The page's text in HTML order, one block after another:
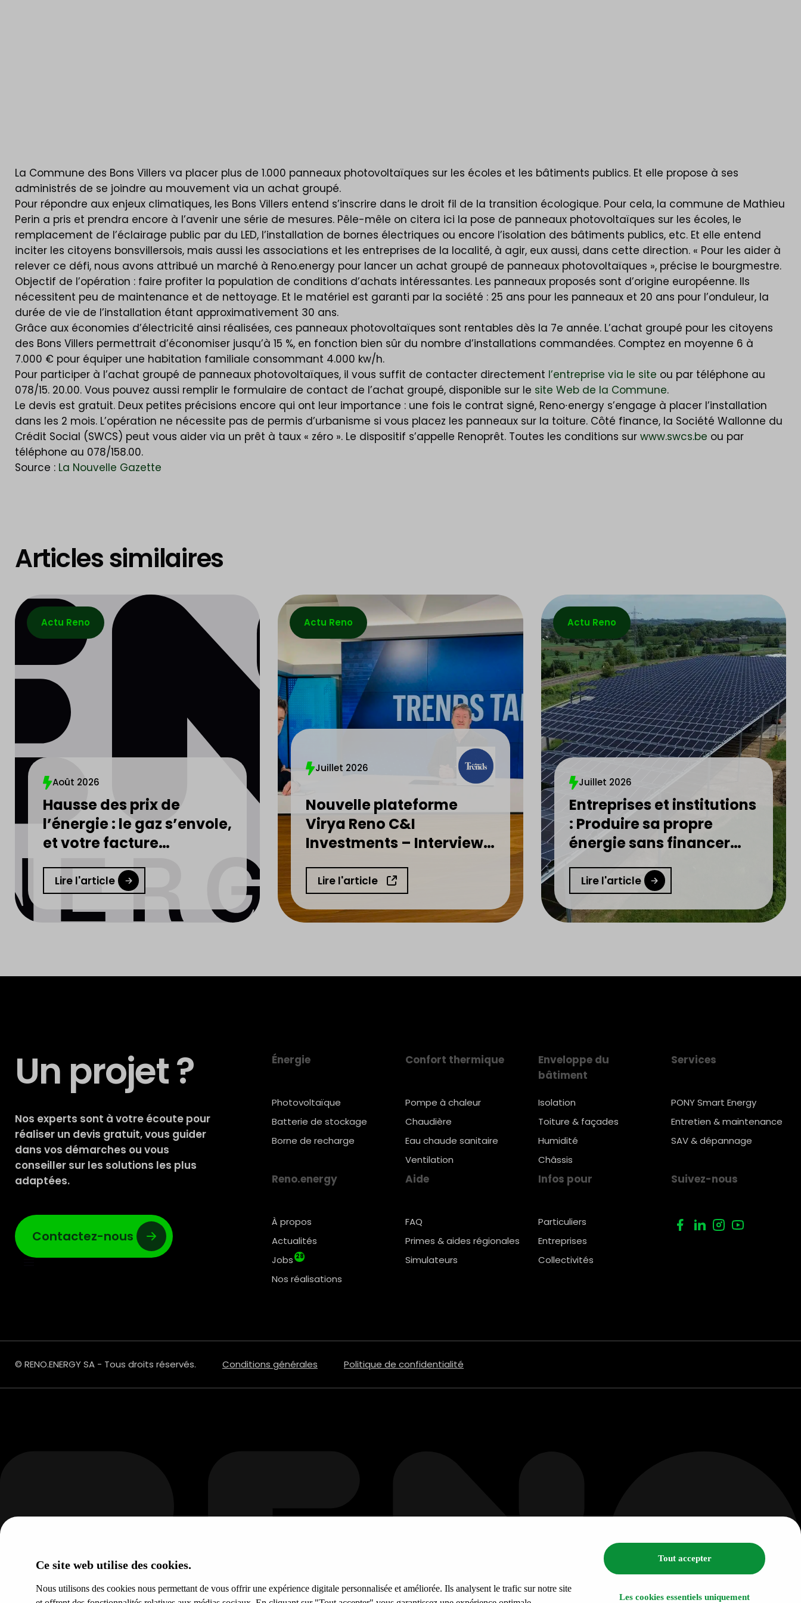
Ce site web utilise des cookies.
Nous utilisons des cookies nous permettant de vous offrir une expérience digitale personnalisée et améliorée. Ils analysent le trafic sur notre site
Tout accepter
Les cookies essentiels uniquement
La Commune des Bons Villers va placer plus de 1.000 panneaux photovoltaïques sur les écoles et les bâtiments publics. Et elle propose à ses
administrés de se joindre au mouvement via un achat groupé.
Pour répondre aux enjeux climatiques, les Bons Villers entend s’inscrire dans le droit fil de la transition écologique. Pour cela, la commune de Mathieu
Perin a pris et prendra encore à l’avenir une série de mesures. Pêle-mêle on citera ici la pose de panneaux photovoltaïques sur les écoles, le
remplacement de l’éclairage public par du LED, l’installation de bornes électriques ou encore l’isolation des bâtiments publics, etc. Et elle entend
inciter les citoyens bonsvillersois, mais aussi les associations et les entreprises de la localité, à agir, eux aussi, dans cette direction. « Pour les aider à
relever ce défi, nous avons attribué un marché à Reno.energy pour lancer un achat groupé de panneaux photovoltaïques », précise le bourgmestre.
Objectif de l’opération : faire profiter la population de conditions d’achats intéressantes. Les panneaux proposés sont d’origine européenne. Ils
nécessitent peu de maintenance et de nettoyage. Et le matériel est garanti par la société : 25 ans pour les panneaux et 20 ans pour l’onduleur, la
durée de vie de l’installation étant approximativement 30 ans.
Grâce aux économies d’électricité ainsi réalisées, ces panneaux photovoltaïques sont rentables dès la 7e année. L’achat groupé pour les citoyens
des Bons Villers permettrait d’économiser jusqu’à 15 %, en fonction bien sûr du nombre d’installations commandées. Comptez en moyenne 6 à
7.000 € pour équiper une habitation familiale consommant 4.000 kw/h.
Pour participer à l’achat groupé de panneaux photovoltaïques, il vous suffit de contacter directement l’entreprise via le site ou par téléphone au
078/15. 20.00. Vous pouvez aussi remplir le formulaire de contact de l’achat groupé, disponible sur le site Web de la Commune.
Le devis est gratuit. Deux petites précisions encore qui ont leur importance : une fois le contrat signé, Reno⸱energy s’engage à placer l’installation
dans les 2 mois. L’opération ne nécessite pas de permis d’urbanisme si vous placez les panneaux sur la toiture. Côté finance, la Société Wallonne du
Crédit Social (SWCS) peut vous aider via un prêt à taux « zéro ». Le dispositif s’appelle Renoprêt. Toutes les conditions sur www.swcs.be ou par
téléphone au 078/158.00.
Source : La Nouvelle Gazette
Articles similaires
Actu Reno
Août 2026
Hausse des prix de
l’énergie : le gaz s’envole,
et votre facture
d’électricité aussi
Lire l'article
Actu Reno
Juillet 2026
Nouvelle plateforme
Virya Reno C&I
Investments – Interview
d’Henri Thonnart
Lire l'article
Actu Reno
Juillet 2026
Entreprises et institutions
: Produire sa propre
énergie sans financer
l’installation devient
réalité
Lire l'article
Un projet ?
Nos experts sont à votre écoute pour
réaliser un devis gratuit, vous guider
dans vos démarches ou vous
conseiller sur les solutions les plus
adaptées.
Contactez-nous
Énergie
Photovoltaïque
Batterie de stockage
Borne de recharge
Confort thermique
Pompe à chaleur
Chaudière
Eau chaude sanitaire
Ventilation
Enveloppe du
bâtiment
Isolation
Toiture & façades
Humidité
Châssis
Services
PONY Smart Energy
Entretien & maintenance
SAV & dépannage
Reno.energy
À propos
Actualités
Jobs 28
Nos réalisations
Aide
FAQ
Primes & aides régionales
Simulateurs
Infos pour
Particuliers
Entreprises
Collectivités
Suivez-nous
© RENO.ENERGY SA - Tous droits réservés. Conditions générales Politique de confidentialité